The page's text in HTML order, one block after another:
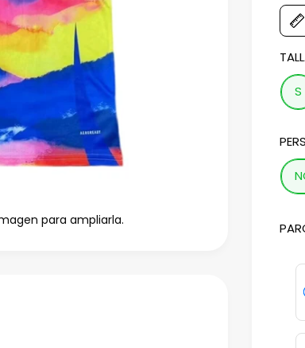
para ampliarla.
S